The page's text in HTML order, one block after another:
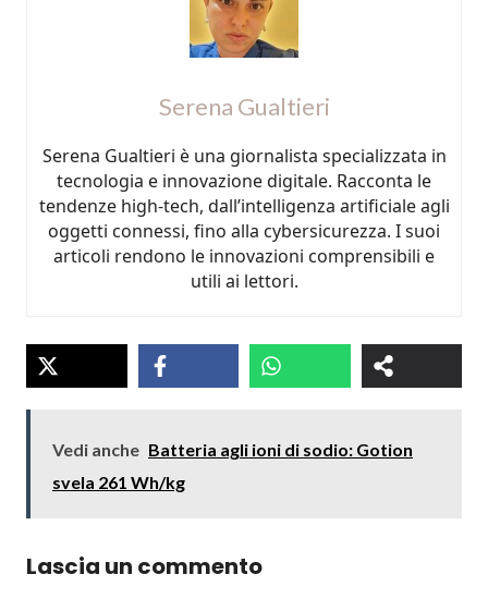
Serena Gualtieri
Serena Gualtieri è una giornalista specializzata in
tecnologia e innovazione digitale. Racconta le
tendenze high-tech, dall’intelligenza artificiale agli
oggetti connessi, fino alla cybersicurezza. I suoi
articoli rendono le innovazioni comprensibili e
utili ai lettori.
Vedi anche Batteria agli ioni di sodio: Gotion
svela 261 Wh/kg
Lascia un commento